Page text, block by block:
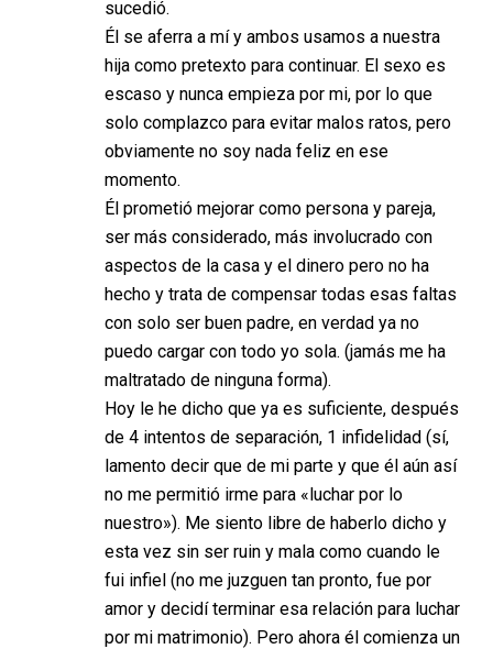
sucedió.
Él se aferra a mí y ambos usamos a nuestra
hija como pretexto para continuar. El sexo es
escaso y nunca empieza por mi, por lo que
solo complazco para evitar malos ratos, pero
obviamente no soy nada feliz en ese
momento.
Él prometió mejorar como persona y pareja,
ser más considerado, más involucrado con
aspectos de la casa y el dinero pero no ha
hecho y trata de compensar todas esas faltas
con solo ser buen padre, en verdad ya no
puedo cargar con todo yo sola. (jamás me ha
maltratado de ninguna forma).
Hoy le he dicho que ya es suficiente, después
de 4 intentos de separación, 1 infidelidad (sí,
lamento decir que de mi parte y que él aún así
no me permitió irme para «luchar por lo
nuestro»). Me siento libre de haberlo dicho y
esta vez sin ser ruin y mala como cuando le
fui infiel (no me juzguen tan pronto, fue por
amor y decidí terminar esa relación para luchar
por mi matrimonio). Pero ahora él comienza un